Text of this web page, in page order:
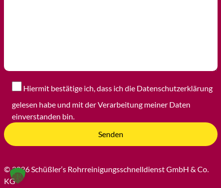
Hiermit bestätige ich, dass ich die Datenschutzerklärung
gelesen habe und mit der Verarbeitung meiner Daten
einverstanden bin.
© 2026 Schüßler‘s Rohrreinigungsschnelldienst GmbH & Co.
KG